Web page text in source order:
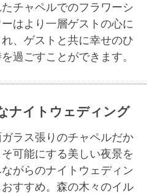
たチャペルでのフラワーシ
ーはより一層ゲストの心に
、ゲストと共に幸せのひ
を過ごすことができます。
ナイトウェディング
ラス張りのチャペルだか
そ可能にする美しい夜景を
がらのナイトウェディン
おすすめ。森の木々のイル